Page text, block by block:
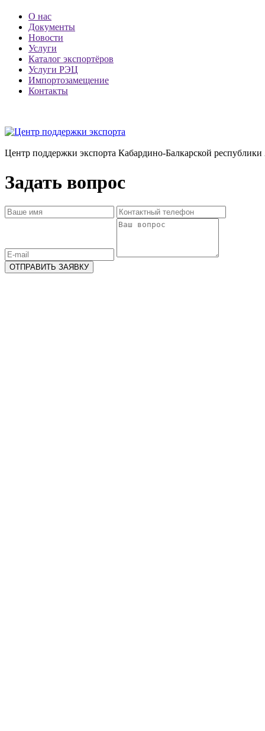
О нас
Документы
Новости
Услуги
Каталог экспортёров
Услуги РЭЦ
Импортозамещение
Контакты
Центр поддержки экспорта Кабардино-Балкарской республики
Задать вопрос
ОТПРАВИТЬ ЗАЯВКУ